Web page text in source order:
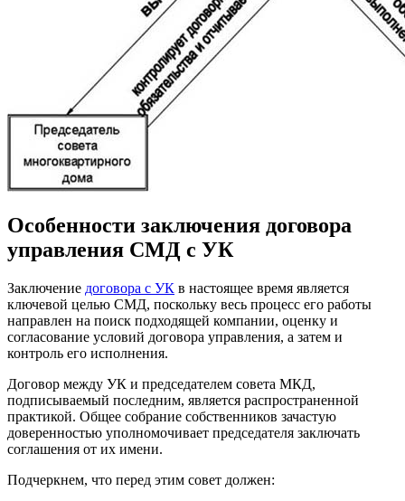
Особенности заключения договора
управления СМД с УК
Заключение договора с УК в настоящее время является
ключевой целью СМД, поскольку весь процесс его работы
направлен на поиск подходящей компании, оценку и
согласование условий договора управления, а затем и
контроль его исполнения.
Договор между УК и председателем совета МКД,
подписываемый последним, является распространенной
практикой. Общее собрание собственников зачастую
доверенностью уполномочивает председателя заключать
соглашения от их имени.
Подчеркнем, что перед этим совет должен: